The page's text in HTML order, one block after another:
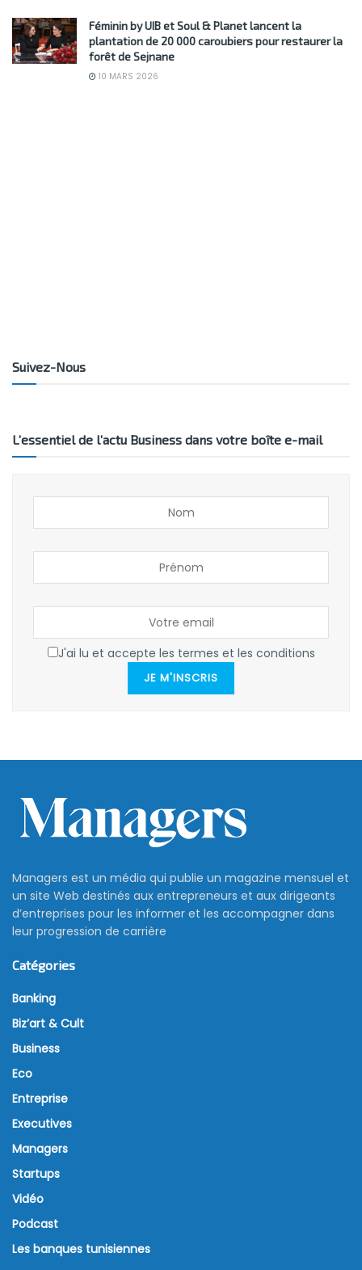
Féminin by UIB et Soul & Planet lancent la
plantation de 20 000 caroubiers pour restaurer la
forêt de Sejnane
10 MARS 2026
Suivez-Nous
L’essentiel de l’actu Business dans votre boîte e-mail
J'ai lu et accepte les termes et les conditions
JE M'INSCRIS
Managers est un média qui publie un magazine mensuel et
un site Web destinés aux entrepreneurs et aux dirigeants
d’entreprises pour les informer et les accompagner dans
leur progression de carrière
Catégories
Banking
Biz’art & Cult
Business
Eco
Entreprise
Executives
Managers
Startups
Vidéo
Podcast
Les banques tunisiennes